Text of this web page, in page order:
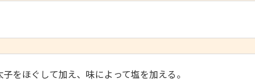
をほぐして加え、味によって塩を加える。